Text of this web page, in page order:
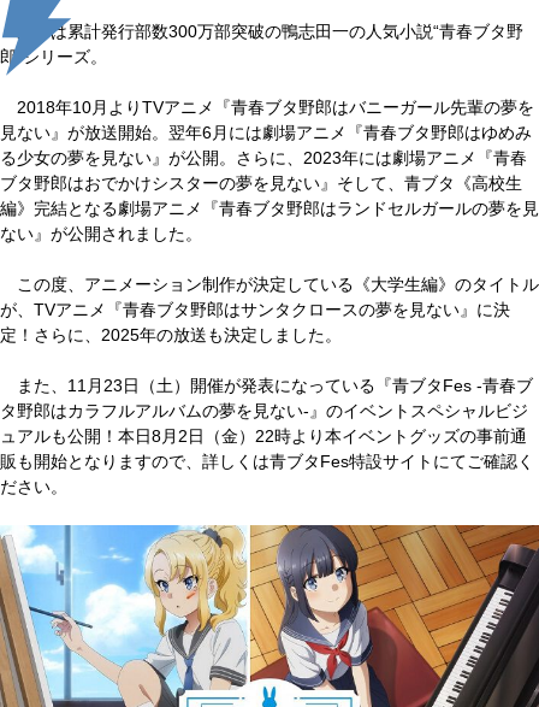
原作は累計発行部数300万部突破の鴨志田一の人気小説“青春ブタ野
郎”シリーズ。
2018年10月よりTVアニメ『青春ブタ野郎はバニーガール先輩の夢を
見ない』が放送開始。翌年6月には劇場アニメ『青春ブタ野郎はゆめみ
る少女の夢を見ない』が公開。さらに、2023年には劇場アニメ『青春
ブタ野郎はおでかけシスターの夢を見ない』そして、青ブタ《高校生
編》完結となる劇場アニメ『青春ブタ野郎はランドセルガールの夢を見
ない』が公開されました。
この度、アニメーション制作が決定している《大学生編》のタイトル
が、TVアニメ『青春ブタ野郎はサンタクロースの夢を見ない』に決
定！さらに、2025年の放送も決定しました。
また、11月23日（土）開催が発表になっている『青ブタFes -青春ブ
タ野郎はカラフルアルバムの夢を見ない-』のイベントスペシャルビジ
ュアルも公開！本日8月2日（金）22時より本イベントグッズの事前通
販も開始となりますので、詳しくは青ブタFes特設サイトにてご確認く
ださい。